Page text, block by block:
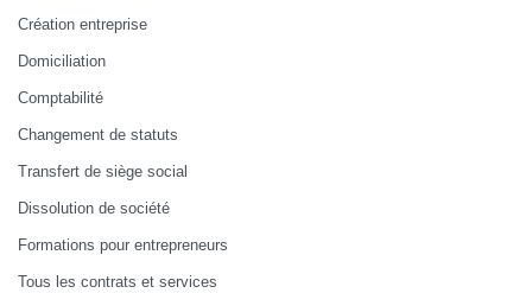
Création entreprise
Domiciliation
Comptabilité
Changement de statuts
Transfert de siège social
Dissolution de société
Formations pour entrepreneurs
Tous les contrats et services